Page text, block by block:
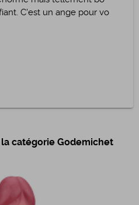
C'est un ange pour vo
catégorie Godemichet